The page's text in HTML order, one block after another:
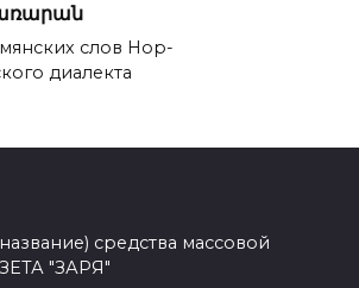
слов Нор-
диалекта
средства массовой
"ЗАРЯ"